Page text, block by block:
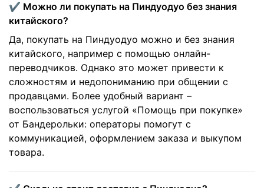
✔️ Можно ли покупать на Пиндуодуо без знания
китайского?
Да, покупать на Пиндуодуо можно и без знания
китайского, например с помощью онлайн-
переводчиков. Однако это может привести к
сложностям и недопониманию при общении с
продавцами. Более удобный вариант –
воспользоваться услугой «Помощь при покупке»
от Бандерольки: операторы помогут с
коммуникацией, оформлением заказа и выкупом
товара.